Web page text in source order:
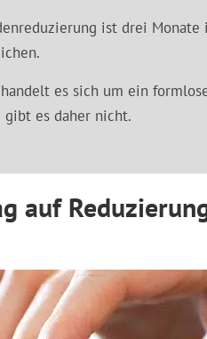
ist drei Monate
es sich um ein
es daher nicht.
auf